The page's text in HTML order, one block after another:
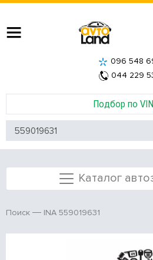
Подбор по VIN
096 548
044 229
Каталог
Поиск INA 559019631